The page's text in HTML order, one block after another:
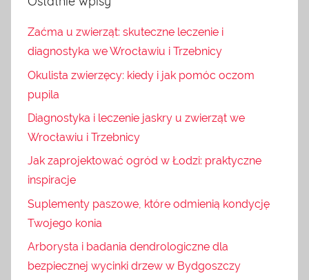
Zaćma u zwierząt: skuteczne leczenie i
diagnostyka we Wrocławiu i Trzebnicy
Okulista zwierzęcy: kiedy i jak pomóc oczom
pupila
Diagnostyka i leczenie jaskry u zwierząt we
Wrocławiu i Trzebnicy
Jak zaprojektować ogród w Łodzi: praktyczne
inspiracje
Suplementy paszowe, które odmienią kondycję
Twojego konia
Arborysta i badania dendrologiczne dla
bezpiecznej wycinki drzew w Bydgoszczy